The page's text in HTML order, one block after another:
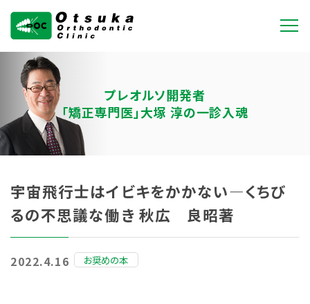
大塚矯正歯科クリニ
ック
プレオルソ開発者
「矯正専門医」大塚 淳の一診入魂
宇宙飛行士はイビキをかかない―くちび
るの不思議な働き 秋広 良昭著
2022.4.16 お奨めの本